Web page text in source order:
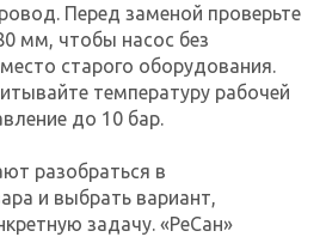
Перед заменой проверьте
мм, чтобы насос без
старого оборудования.
температуру рабочей
до 10 бар.
разобраться в
и выбрать вариант,
задачу. «РеСан»